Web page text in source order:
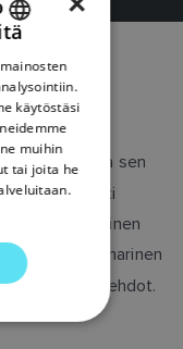
ettäkaikki
ja sen
kaikki
Raymarinen
ilman Raymarinen
nämä ehdot.
ENGLISH
DANISH
ITALIAN
SWEDISH
DUTCH
käytöstäsi
muihin
tai joita he